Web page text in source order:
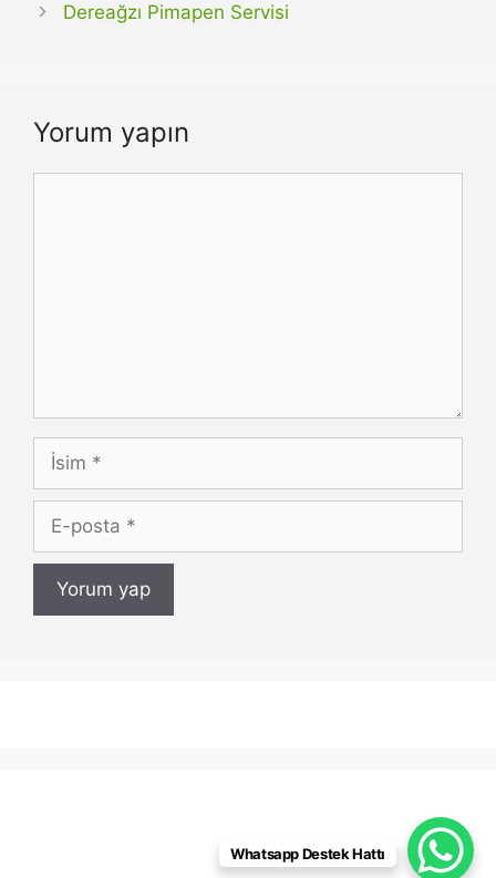
Dereağzı Pimapen Servisi
Yorum yapın
İsim
posta
Whatsapp Destek Hattı